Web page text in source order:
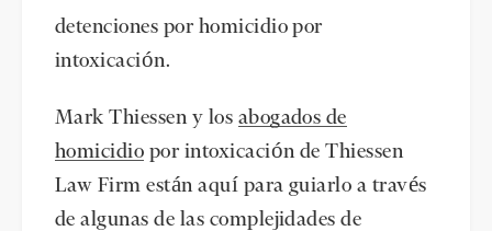
detenciones por homicidio por
intoxicación.
Mark Thiessen y los abogados de
homicidio por intoxicación de Thiessen
Law Firm están aquí para guiarlo a través
de algunas de las complejidades de